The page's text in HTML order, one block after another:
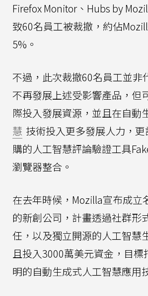
Firefox Monitor、Hubs by
致60名員工被裁撤，約佔
5%。
不過，此次裁撤60名員工並非
不再發展上述受影響產品，但
際投入發展資源，並且在自動
慧 技術投入更多發展人力，
購的人工智慧評論驗證工具
瀏覽器整合。
在去年時候，Mozilla宣布成立
的新創公司，計畫透過社群形
任，以及獨立開源的人工智慧
且投入3000萬美元資金，目標
明的自動生成式人工智慧應用